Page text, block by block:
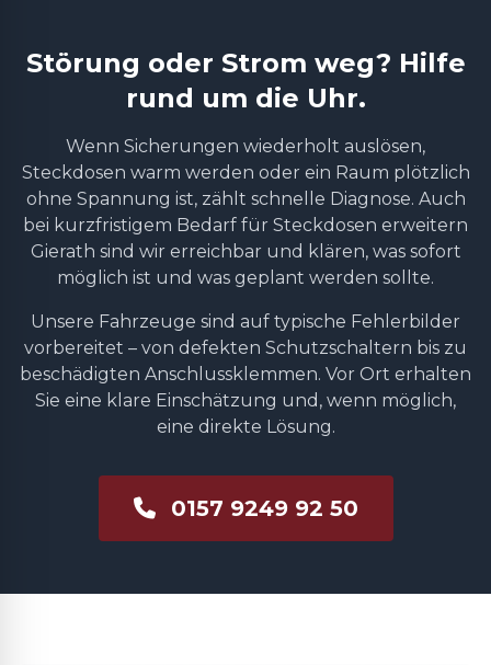
Störung oder Strom weg? Hilfe
rund um die Uhr.
Wenn Sicherungen wiederholt auslösen,
Steckdosen warm werden oder ein Raum plötzlich
ohne Spannung ist, zählt schnelle Diagnose. Auch
bei kurzfristigem Bedarf für Steckdosen erweitern
Gierath sind wir erreichbar und klären, was sofort
möglich ist und was geplant werden sollte.
Unsere Fahrzeuge sind auf typische Fehlerbilder
vorbereitet – von defekten Schutzschaltern bis zu
beschädigten Anschlussklemmen. Vor Ort erhalten
Sie eine klare Einschätzung und, wenn möglich,
eine direkte Lösung.
0157 9249 92 50